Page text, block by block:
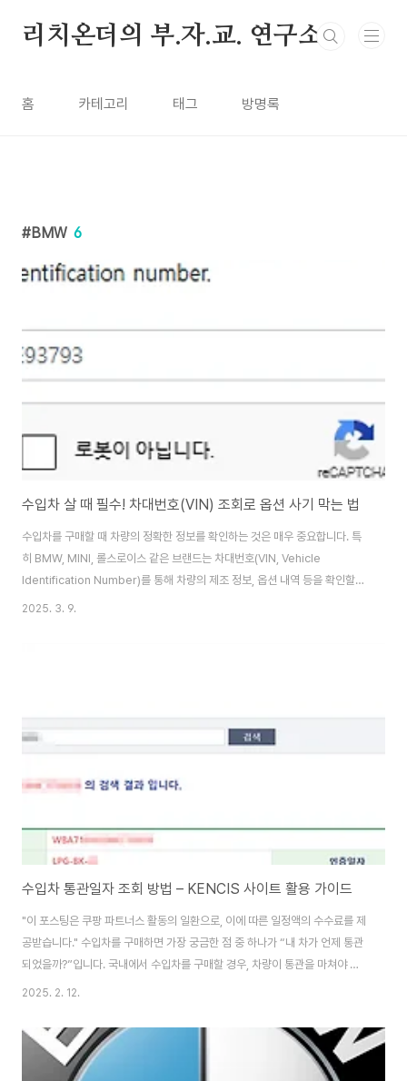
리치온더의 부.자.교. 연구소
홈 카테고리 태그 방명록
BMW 6
수입차 살 때 필수! 차대번호(VIN) 조회로 옵션 사기 막는 법
수입차를 구매할 때 차량의 정확한 정보를 확인하는 것은 매우 중요합니다. 특
히 BMW, MINI, 롤스로이스 같은 브랜드는 차대번호(VIN, Vehicle
Identification Number)를 통해 차량의 제조 정보, 옵션 내역 등을 확인할
수 있는데요. 오늘은 Bimmer.work라는 사이트를 활용하여 차대번호를 조회
2025. 3. 9.
수입차 통관일자 조회 방법 – KENCIS 사이트 활용 가이드
"이 포스팅은 쿠팡 파트너스 활동의 일환으로, 이에 따른 일정액의 수수료를 제
공받습니다." 수입차를 구매하면 가장 궁금한 점 중 하나가 “내 차가 언제 통관
되었을까?”입니다. 국내에서 수입차를 구매할 경우, 차량이 통관을 마쳐야 정
식 등록 및 인도가 가능합니다.이때, KENCIS (관세청 전자통관 시스템,
면 차량의 통관일자를 직접 조회할 수 있습니다. 이번 글에서는 KENCIS 사이
트를 이용해 수입차 통관일자를 확인하는 방법을 자세히 소개해드리겠습니다.
1. KENCIS(Korea Customs Network Customs Information
2025. 2. 12.